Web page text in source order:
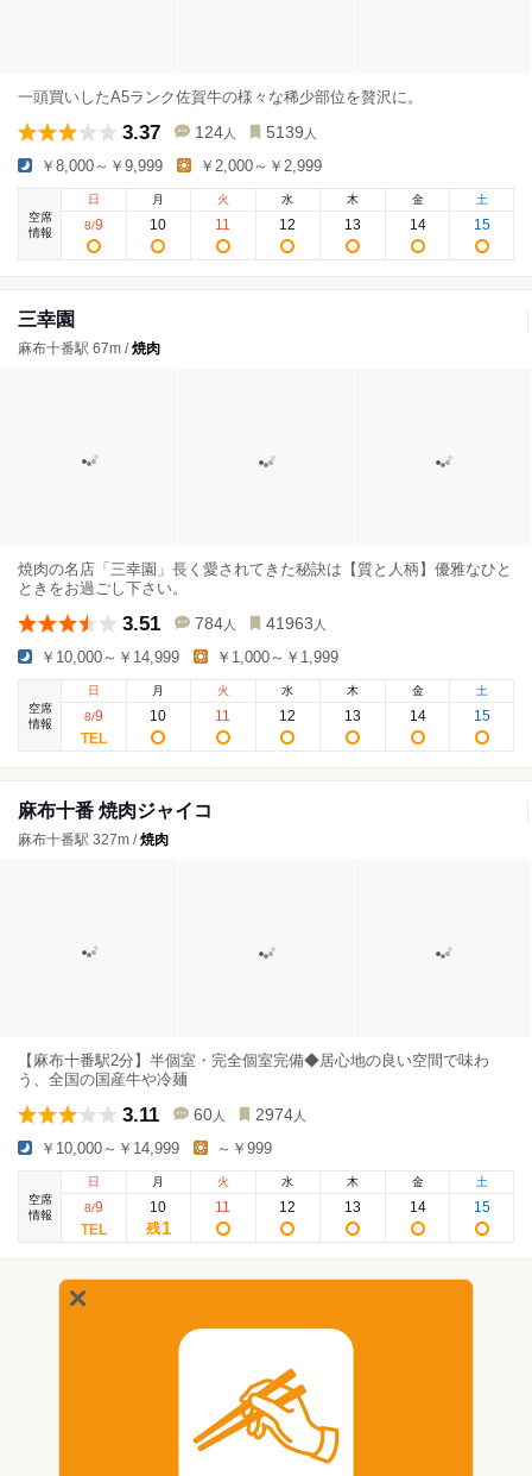
一頭買いしたA5ランク佐賀牛の様々な稀少部位を贅沢に。
3.37 124 人 5139 人
￥8,000～￥9,999 ￥2,000～￥2,999
空席
情報
日
8/9
月
10
火
11
水
12
木
13
金
14
土
15
三幸園
麻布十番駅 67m /焼肉
焼肉の名店「三幸園」長く愛されてきた秘訣は【質と人柄】優雅なひと
ときをお過ごし下さい。
3.51 784 人 41963 人
￥10,000～￥14,999 ￥1,000～￥1,999
空席
情報
日
8/9
月
10
火
11
水
12
木
13
金
14
土
15
麻布十番 焼肉ジャイコ
麻布十番駅 327m /焼肉
【麻布十番駅2分】半個室・完全個室完備◆居心地の良い空間で味わ
う、全国の国産牛や冷麺
3.11 60 人 2974 人
￥10,000～￥14,999 ～￥999
空席
情報
日
8/9
月
10
残1
火
11
水
12
木
13
金
14
土
15